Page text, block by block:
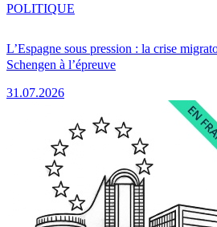
L’Espagne sous pression : la crise
Schengen à l’épreuve
31.07.2026
POLITIQUE